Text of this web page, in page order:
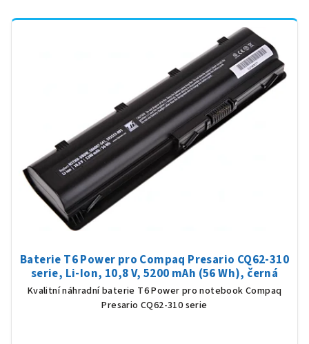
Baterie T6 Power pro Compaq Presario CQ62-310
serie, Li-Ion, 10,8 V, 5200 mAh (56 Wh), černá
Kvalitní náhradní baterie T6 Power pro notebook Compaq
Presario CQ62-310 serie